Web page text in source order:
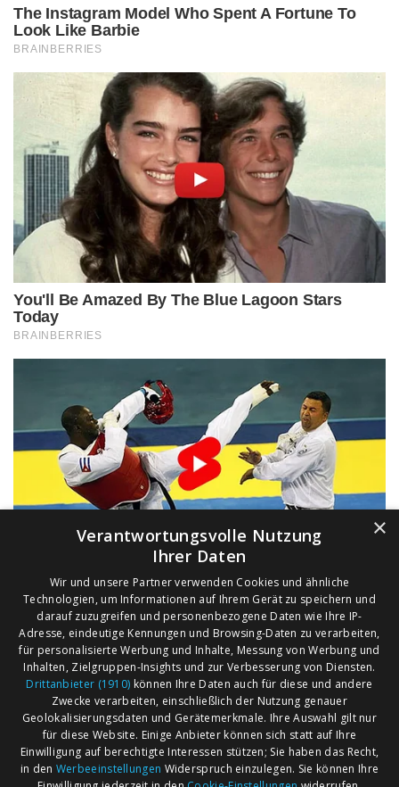
AGB
Märkte nach Bundesländern
×
Verantwortungsvolle Nutzung
Ihrer Daten
Wir und unsere Partner verwenden Cookies und ähnliche
Technologien, um Informationen auf Ihrem Gerät zu speichern und
darauf zuzugreifen und personenbezogene Daten wie Ihre IP-
Adresse, eindeutige Kennungen und Browsing-Daten zu verarbeiten,
für personalisierte Werbung und Inhalte, Messung von Werbung und
Inhalten, Zielgruppen-Insights und zur Verbesserung von Diensten.
Drittanbieter (1910) können Ihre Daten auch für diese und andere
Zwecke verarbeiten, einschließlich der Nutzung genauer
Geolokalisierungsdaten und Gerätemerkmale. Ihre Auswahl gilt nur
für diese Website. Einige Anbieter können sich statt auf Ihre
Einwilligung auf berechtigte Interessen stützen; Sie haben das Recht,
in den Werbeeinstellungen Widerspruch einzulegen. Sie können Ihre